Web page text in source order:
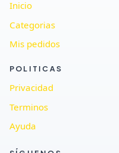
Inicio
Categorias
Mis pedidos
POLITICAS
Privacidad
Terminos
Ayuda